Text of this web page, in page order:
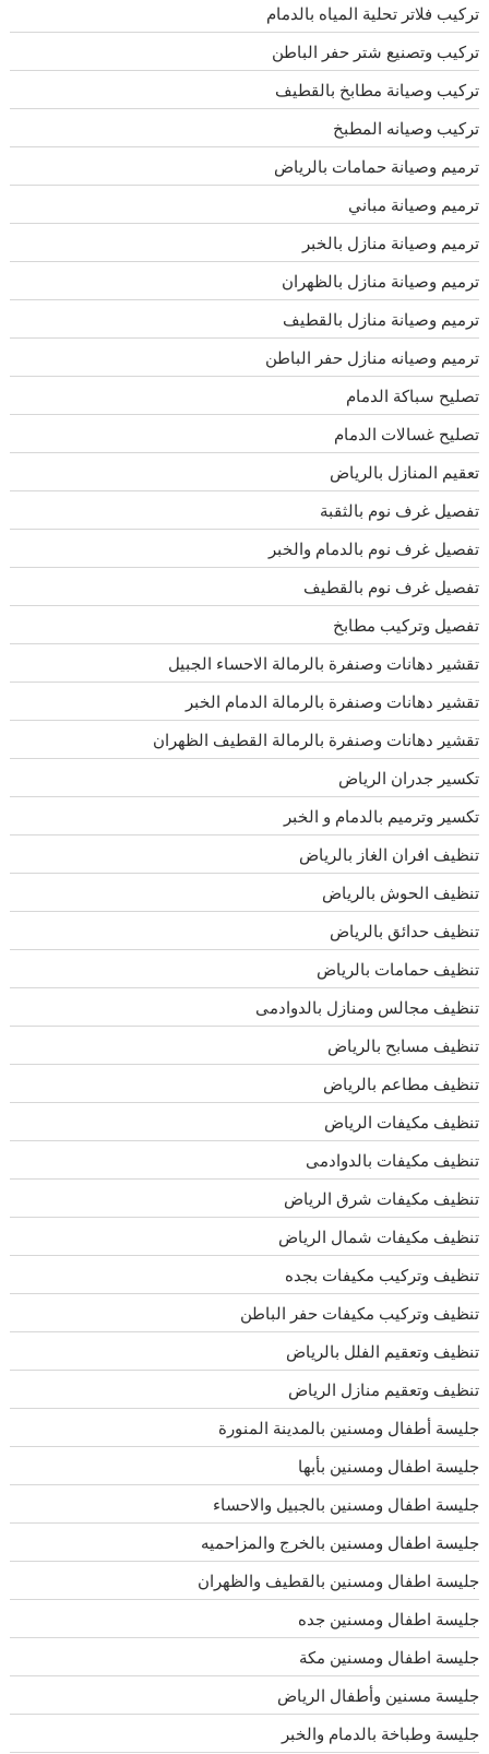
تركيب فلاتر تحلية المياه بالدمام
تركيب وتصنيع شتر حفر الباطن
تركيب وصيانة مطابخ بالقطيف
تركيب وصيانه المطبخ
ترميم وصيانة حمامات بالرياض
ترميم وصيانة مباني
ترميم وصيانة منازل بالخبر
ترميم وصيانة منازل بالظهران
ترميم وصيانة منازل بالقطيف
ترميم وصيانه منازل حفر الباطن
تصليح سباكة الدمام
تصليح غسالات الدمام
تعقيم المنازل بالرياض
تفصيل غرف نوم بالثقبة
تفصيل غرف نوم بالدمام والخبر
تفصيل غرف نوم بالقطيف
تفصيل وتركيب مطابخ
تقشير دهانات وصنفرة بالرمالة الاحساء الجبيل
تقشير دهانات وصنفرة بالرمالة الدمام الخبر
تقشير دهانات وصنفرة بالرمالة القطيف الظهران
تكسير جدران الرياض
تكسير وترميم بالدمام و الخبر
تنظيف افران الغاز بالرياض
تنظيف الحوش بالرياض
تنظيف حدائق بالرياض
تنظيف حمامات بالرياض
تنظيف مجالس ومنازل بالدوادمى
تنظيف مسابح بالرياض
تنظيف مطاعم بالرياض
تنظيف مكيفات الرياض
تنظيف مكيفات بالدوادمى
تنظيف مكيفات شرق الرياض
تنظيف مكيفات شمال الرياض
تنظيف وتركيب مكيفات بجده
تنظيف وتركيب مكيفات حفر الباطن
تنظيف وتعقيم الفلل بالرياض
تنظيف وتعقيم منازل الرياض
جليسة أطفال ومسنين بالمدينة المنورة
جليسة اطفال ومسنين بأبها
جليسة اطفال ومسنين بالجبيل والاحساء
جليسة اطفال ومسنين بالخرج والمزاحميه
جليسة اطفال ومسنين بالقطيف والظهران
جليسة اطفال ومسنين جده
جليسة اطفال ومسنين مكة
جليسة مسنين وأطفال الرياض
جليسة وطباخة بالدمام والخبر